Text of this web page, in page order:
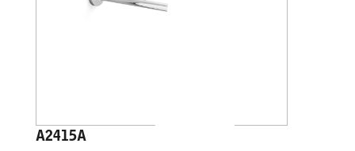
A2415A